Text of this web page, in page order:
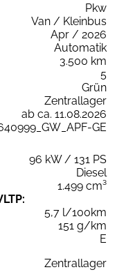
Pkw
Van / Kleinbus
Apr / 2026
Automatik
3.500 km
5
Grün
Zentrallager
ab ca. 11.08.2026
GE
96 kW / 131 PS
Diesel
1.499 cm³
5,7 l/100km
151 g/km
E
Zentrallager